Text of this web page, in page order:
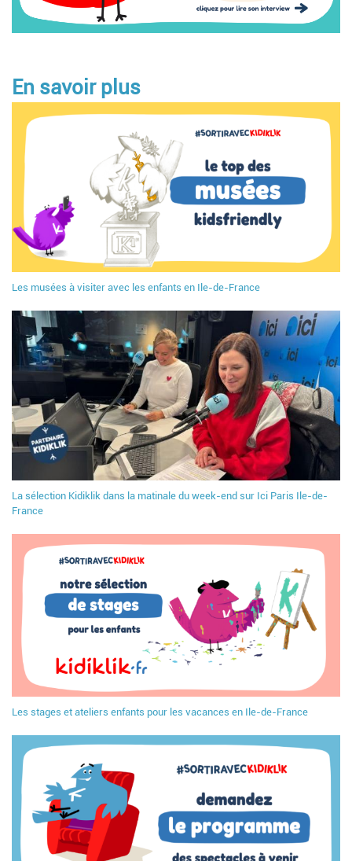
En savoir plus
Les musées à visiter avec les enfants en Ile-de-France
La sélection Kidiklik dans la matinale du week-end sur Ici Paris Ile-de-
France
Les stages et ateliers enfants pour les vacances en Ile-de-France